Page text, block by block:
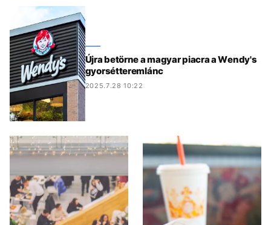
Újra betörne a magyar piacra a Wendy's
gyorsétteremlánc
2025.7.28 10:22